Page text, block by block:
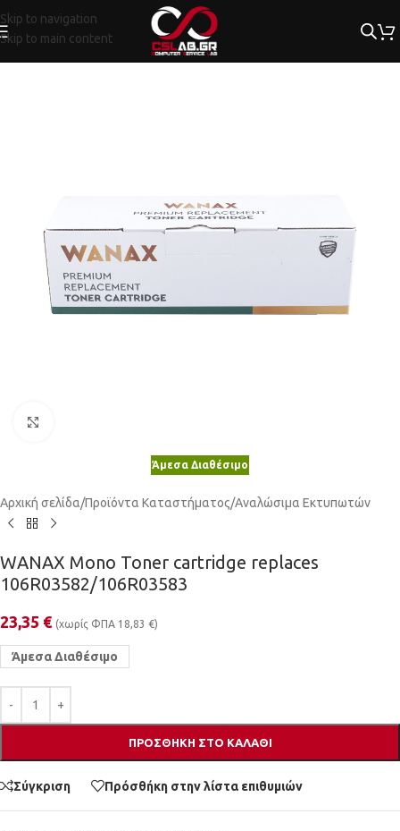
Skip to navigation
Skip to main content
Άμεσα Διαθέσιμο
Αρχική σελίδα/Προϊόντα Καταστήματος/Αναλώσιμα Εκτυπωτών
WANAX Mono Toner cartridge replaces
106R03582/106R03583
23,35 € (χωρίς ΦΠΑ 18,83 €)
Άμεσα Διαθέσιμο
ΠΡΟΣΘΉΚΗ ΣΤΟ ΚΑΛΆΘΙ
Σύγκριση Πρόσθήκη στην λίστα επιθυμιών